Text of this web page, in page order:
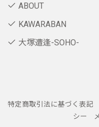
ABOUT
KAWARABAN
大塚遭逢-SOHO-
特定商取引法に基づく表記
シー